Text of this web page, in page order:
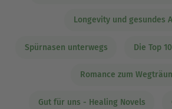
Longevity und gesundes
Spürnasen unterwegs Die Top
Romance zum
Gut für uns - Healing Novels